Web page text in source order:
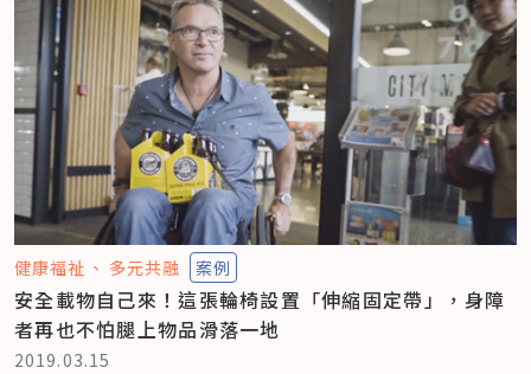
健康福祉 多元共融 案例
安全載物自己來！這張輪椅設置「伸縮固定帶」，身障
者再也不怕腿上物品滑落一地
2019.03.15